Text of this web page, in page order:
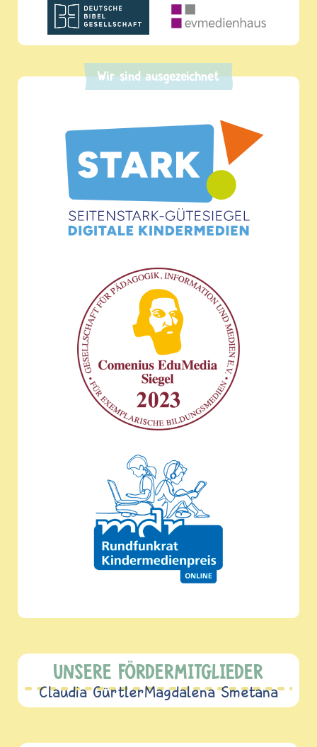
Wir sind ausgezeichnet
UNSERE FÖRDERMITGLIEDER
Claudia GürtlerMagdalena Smetana